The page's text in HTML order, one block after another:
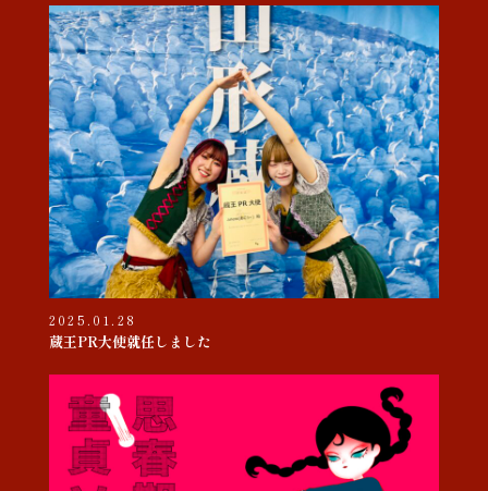
2025.01.28
蔵王PR大使就任しました